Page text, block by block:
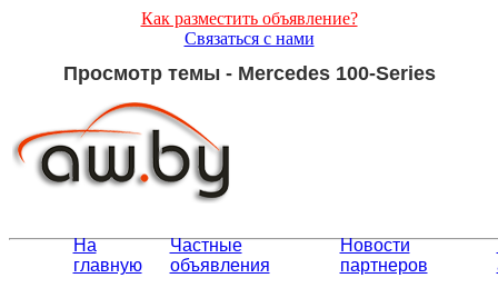
Как разместить объявление?
Связаться с нами
Просмотр темы - Mercedes 100-Series
На
главную
Частные
объявления
Новости
партнеров